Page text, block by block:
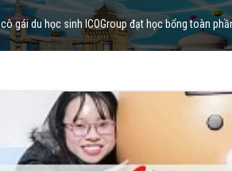
cô gái du học sinh ICOGroup đạt học bổng toàn